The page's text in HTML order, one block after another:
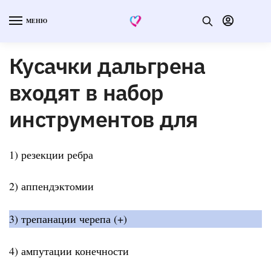
МЕНЮ
Кусачки дальгрена
входят в набор
инструментов для
1) резекции ребра
2) аппендэктомии
3) трепанации черепа (+)
4) ампутации конечности